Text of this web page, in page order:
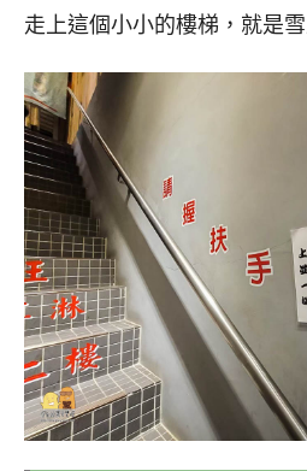
走上這個小小的樓梯，就是